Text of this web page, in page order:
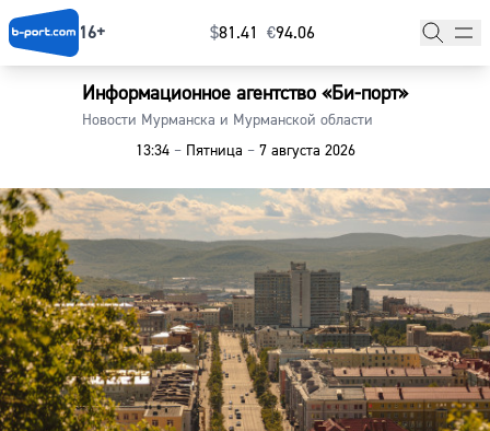
16+ $⁠81.41 €⁠94.06
Информационное агентство «Би-порт»
Новости Мурманска и Мурманской области
13:34 –Пятница –7 августа 2026
Главная
Новости
Наши гости
Фоторепортажи
Погода
Курсы валют